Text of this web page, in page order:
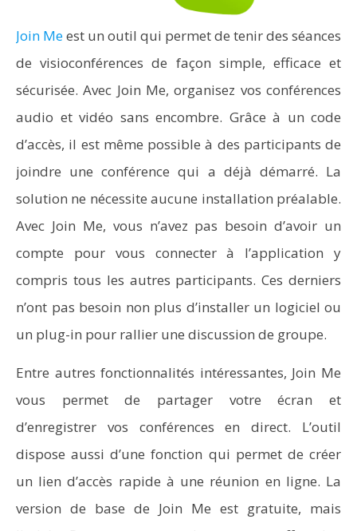
Join Meest un outil qui permet de tenir des séances
de visioconférences de façon simple, efficace et
sécurisée. Avec Join Me, organisez vos conférences
audio et vidéo sans encombre. Grâce à un code
d’accès, il est même possible à des participants de
joindre une conférence qui a déjà démarré. La
solution ne nécessite aucune installation préalable.
Avec Join Me, vous n’avez pas besoin d’avoir un
compte pour vous connecter à l’application y
compris tous les autres participants. Ces derniers
n’ont pas besoin non plus d’installer un logiciel ou
un plug-in pour rallier une discussion de groupe.
Entre autres fonctionnalités intéressantes, Join Me
vous permet de partager votre écran et
d’enregistrer vos conférences en direct. L’outil
dispose aussi d’une fonction qui permet de créer
un lien d’accès rapide à une réunion en ligne. La
version de base de Join Me est gratuite, mais